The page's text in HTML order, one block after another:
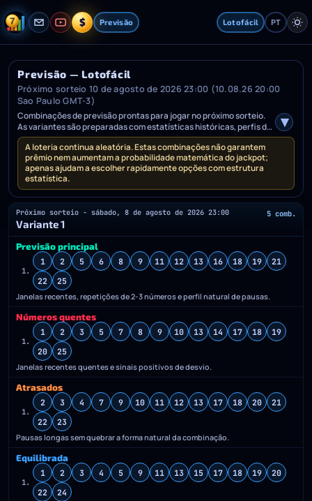
$ Previsão Lotofácil PT
Previsão — Lotofácil
Próximo sorteio 10 de agosto de 2026 23:00 (10.08.26 20:00
Sao Paulo GMT-3)
Combinações de previsão prontas para jogar no próximo sorteio.
As variantes são preparadas com estatísticas históricas, perfis de
pausas, frequências e desvios.
A loteria continua aleatória. Estas combinações não garantem
prêmio nem aumentam a probabilidade matemática do jackpot;
apenas ajudam a escolher rapidamente opções com estrutura
estatística.
Próximo sorteio - sábado, 8 de agosto de 2026 23:00
Variante 1
5 comb.
Previsão principal
1.
1 2 5 6 8 9 11 12 13 16 18 19
21
22
25
Janelas recentes, repetições de 2-3 números e perfil natural de pausas.
Números quentes
1.
1 2 3 5 7 8 9 10 13 14 17 18
19
20
25
Janelas recentes quentes e sinais positivos de desvio.
Atrasados
1.
2 3 4 7 9 10 11 12 13 17 18 20
21
22
23
Pausas longas sem quebrar a forma natural da combinação.
Equilibrada
1.
1 2 3 4 5 9 11 13 15 17 18 19
20
22
24